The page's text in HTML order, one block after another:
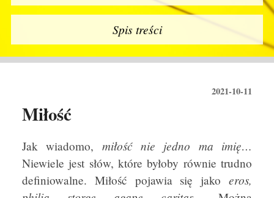
Spis treści
2021-10-11
Miłość
Jak wiadomo, miłość nie jedno ma imię…
Niewiele jest słów, które byłoby równie trudno
definiowalne. Miłość pojawia się jakoeros,